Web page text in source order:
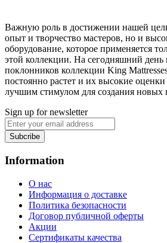
Важную роль в достижении нашей
опыт и творчество мастеров, но и
оборудование, которое применяется
этой коллекции. На сегодняшний день
поклонников коллекции King
постоянно растет и их высокие
лучшим стимулом для создания новых
Sign up for newsletter
Subcribe
Information
О нас
Информация о доставке
Политика безопасности
Договор публичной оферты
Акции
Сертификаты качества